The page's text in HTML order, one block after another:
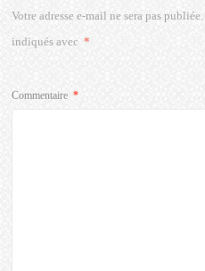
Votre adresse e-mail ne sera pas publiée.
indiqués avec *
Commentaire *